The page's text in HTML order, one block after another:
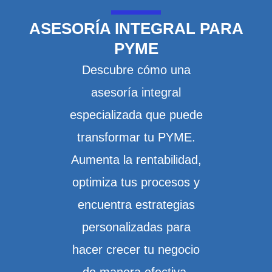
ASESORÍA INTEGRAL PARA
PYME
Descubre cómo una
asesoría integral
especializada que puede
transformar tu PYME.
Aumenta la rentabilidad,
optimiza tus procesos y
encuentra estrategias
personalizadas para
hacer crecer tu negocio